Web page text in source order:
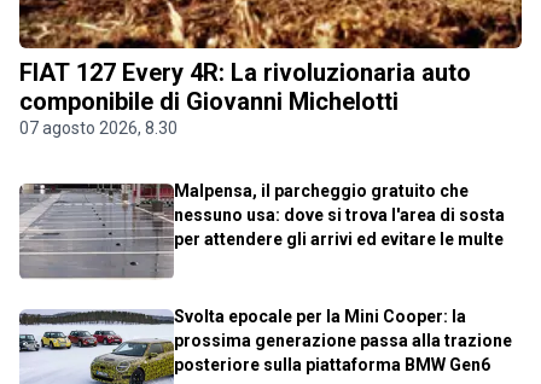
FIAT 127 Every 4R: La rivoluzionaria auto
componibile di Giovanni Michelotti
07 agosto 2026, 8.30
Malpensa, il parcheggio gratuito che
nessuno usa: dove si trova l'area di sosta
per attendere gli arrivi ed evitare le multe
Svolta epocale per la Mini Cooper: la
prossima generazione passa alla trazione
posteriore sulla piattaforma BMW Gen6